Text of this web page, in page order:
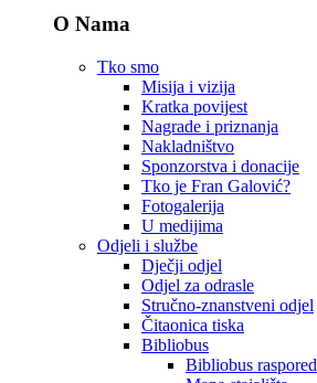
O Nama
Tko smo
Misija i vizija
Kratka povijest
Nagrade i priznanja
Nakladništvo
Sponzorstva i donacije
Tko je Fran Galović?
Fotogalerija
U medijima
Odjeli i službe
Dječji odjel
Odjel za odrasle
Stručno-znanstveni odjel
Čitaonica tiska
Bibliobus
Bibliobus raspored